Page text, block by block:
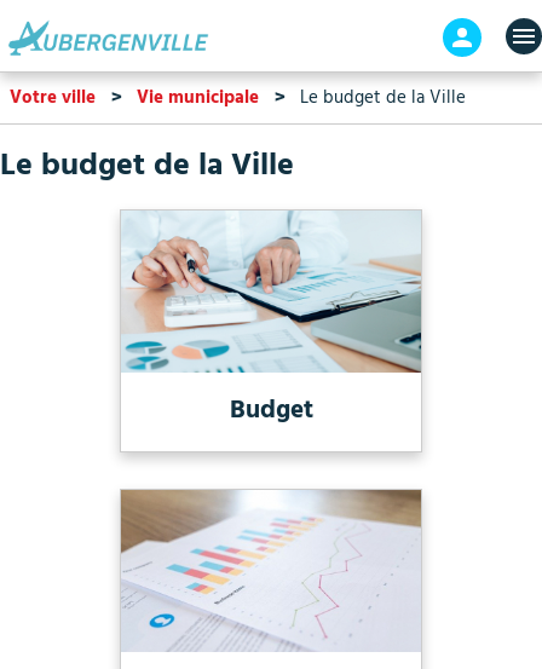
contenu
principal
En-
tête
-
Votre ville Vie municipale Le budget de la Ville
Le budget de la Ville
Budget